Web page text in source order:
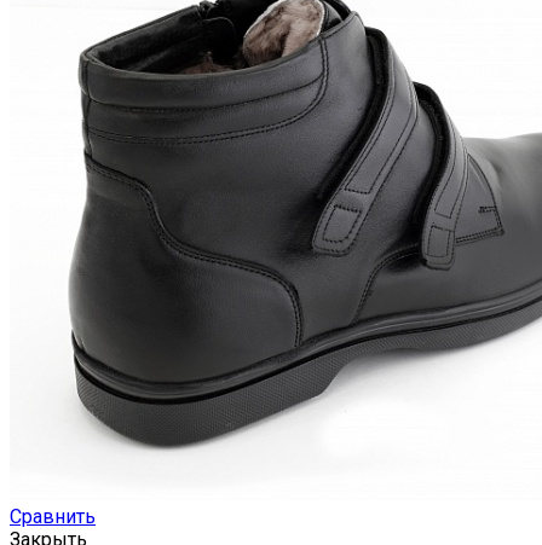
Сравнить
Закрыть